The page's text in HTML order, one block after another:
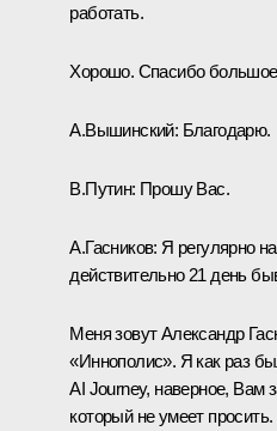
работать.
Хорошо. Спасибо
А.Вышинский: Благодарю.
В.Путин: Прошу Вас.
А.Гасников: Я регулярно
действительно 21 день
Меня зовут Александр
«Иннополис». Я как раз
AI Journey, наверное, Вам
который не умеет